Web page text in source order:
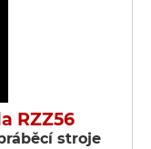
RZZ56
stroje